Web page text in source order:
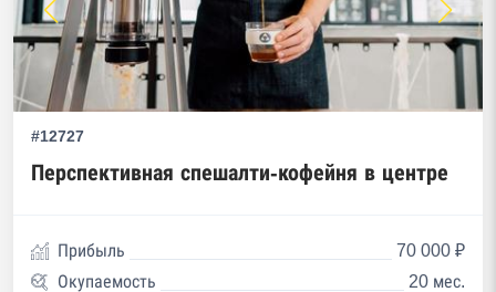
#12727
Перспективная спешалти-кофейня в центре
Прибыль
70 000 ₽
Окупаемость
20 мес.